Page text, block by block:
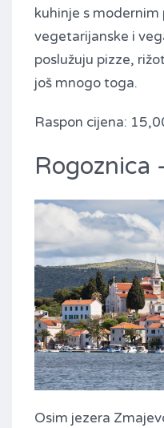
kuhinje s
vegetarijanske i
poslužuju pizze,
još mnogo toga.
Raspon cijena:
Rogoznica
Osim jezera